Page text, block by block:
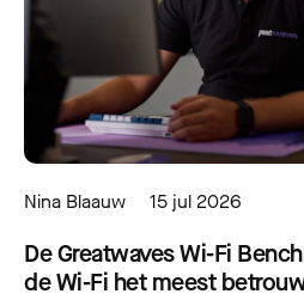
Nina Blaauw 15 jul 2026
De Greatwaves Wi-Fi
de Wi-Fi het meest